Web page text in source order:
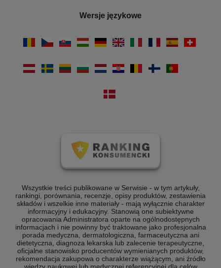
Wersje językowe
Wszystkie treści publikowane w Serwisie - w tym artykuły,
rankingi, porównania, recenzje, opisy produktów, zestawienia
składów i wszelkie inne materiały - mają wyłącznie charakter
informacyjny i edukacyjny. Stanowią one subiektywne
opracowania Administratora oparte na ogólnodostępnych
informacjach i nie powinny być traktowane jako profesjonalna
porada medyczna, dermatologiczna, farmaceutyczna ani
dietetyczna, diagnoza lekarska lub zalecenie terapeutyczne,
oficjalne stanowisko producentów wymienianych produktów,
rekomendacja zakupowa o charakterze wiążącym, ani źródło